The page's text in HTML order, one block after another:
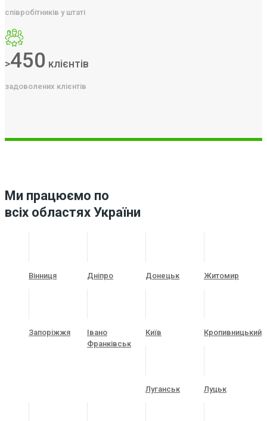
співробітників у штаті
>450 клієнтів
задоволених клієнтів
Ми працюємо по
всіх областях України
Вінниця Дніпро Донецьк Житомир
Запоріжжя
Івано
Франківськ
Київ Кропивницький
Луганськ Луцьк